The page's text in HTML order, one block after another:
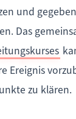
und
Das
Ereignis
zu klären.